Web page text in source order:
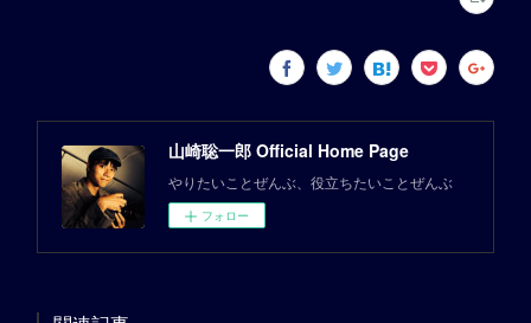
山崎聡一郎 Official Home Page
やりたいことぜんぶ、役立ちたいことぜんぶ
フォロー